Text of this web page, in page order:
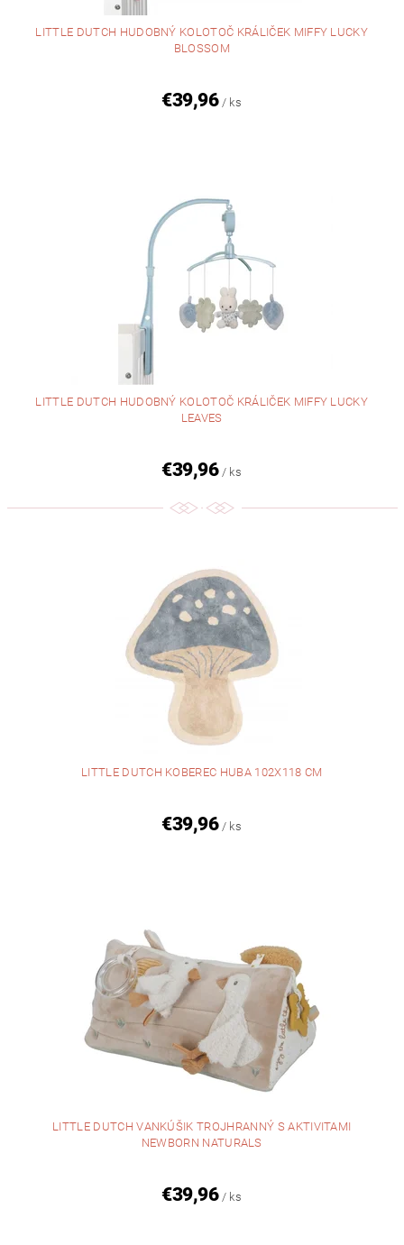
LITTLE DUTCH HUDOBNÝ KOLOTOČ KRÁLIČEK MIFFY LUCKY
BLOSSOM
€39,96 / ks
LITTLE DUTCH HUDOBNÝ KOLOTOČ KRÁLIČEK MIFFY LUCKY
LEAVES
€39,96 / ks
LITTLE DUTCH KOBEREC HUBA 102X118 CM
€39,96 / ks
LITTLE DUTCH VANKÚŠIK TROJHRANNÝ S AKTIVITAMI
NEWBORN NATURALS
€39,96 / ks